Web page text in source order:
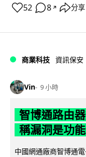
52 8 ↗ 分享
商業科技 資訊保安
Vin 9 小時
智博通路由
稱漏洞是功
中國網通廠商智博通